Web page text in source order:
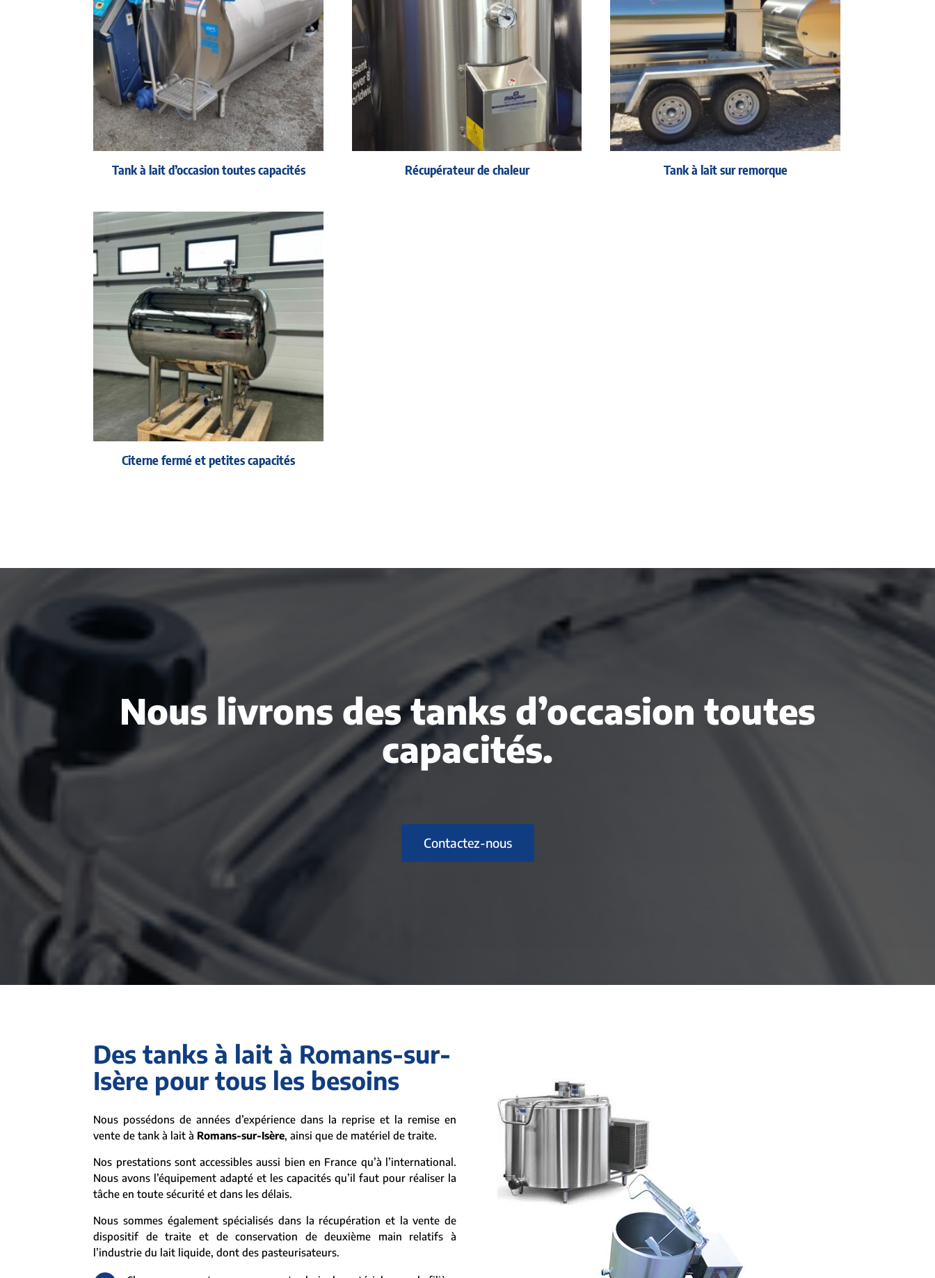
Tank à lait d’occasion toutes capacités Récupérateur de chaleur Tank à lait sur remorque
Citerne fermé et petites capacités
Nous livrons des tanks d’occasion toutes
capacités.
Contactez-nous
Des tanks à lait à Romans-sur-
Isère pour tous les besoins
Nous possédons de années d’expérience dans la reprise et la remise en
vente de tank à lait à Romans-sur-Isère, ainsi que de matériel de traite.
Nos prestations sont accessibles aussi bien en France qu’à l’international.
Nous avons l’équipement adapté et les capacités qu’il faut pour réaliser la
tâche en toute sécurité et dans les délais.
Nous sommes également spécialisés dans la récupération et la vente de
dispositif de traite et de conservation de deuxième main relatifs à
l’industrie du lait liquide, dont des pasteurisateurs.